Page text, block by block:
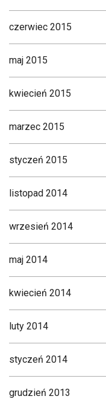
czerwiec 2015
maj 2015
kwiecień 2015
marzec 2015
styczeń 2015
listopad 2014
wrzesień 2014
maj 2014
kwiecień 2014
luty 2014
styczeń 2014
grudzień 2013